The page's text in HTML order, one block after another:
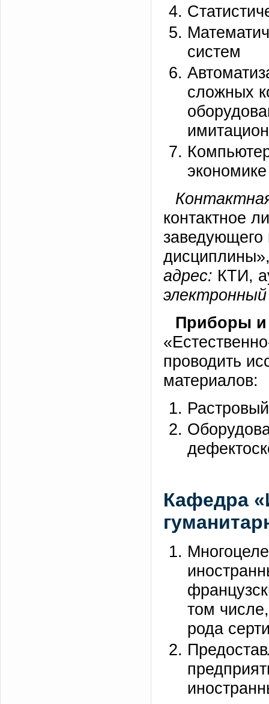
систем
сложных
контактное
заведующего
адрес: КТИ,
Приборы и
проводить
материалов:
Кафедра
том
рода